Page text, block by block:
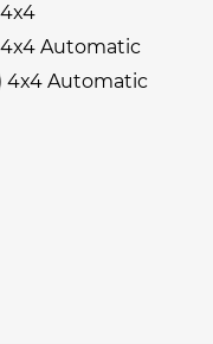
4x4 Automatic
4x4 Automatic